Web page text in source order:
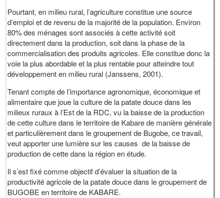
Pourtant, en milieu rural, l’agriculture constitue une source
d’emploi et de revenu de la majorité de la population. Environ
80% des ménages sont associés à cette activité soit
directement dans la production, soit dans la phase de la
commercialisation des produits agricoles. Elle constitue donc la
voie la plus abordable et la plus rentable pour atteindre tout
développement en milieu rural (Janssens, 2001).
Tenant compte de l’importance agronomique, économique et
alimentaire que joue la culture de la patate douce dans les
milieux ruraux à l’Est de la RDC, vu la baisse de la production
de cette culture dans le territoire de Kabare de manière générale
et particulièrement dans le groupement de Bugobe, ce travail,
veut apporter une lumière sur les causes de la baisse de
production de cette dans la région en étude.
Il s’est fixé comme objectif d’évaluer la situation de la
productivité agricole de la patate douce dans le groupement de
BUGOBE en territoire de KABARE.